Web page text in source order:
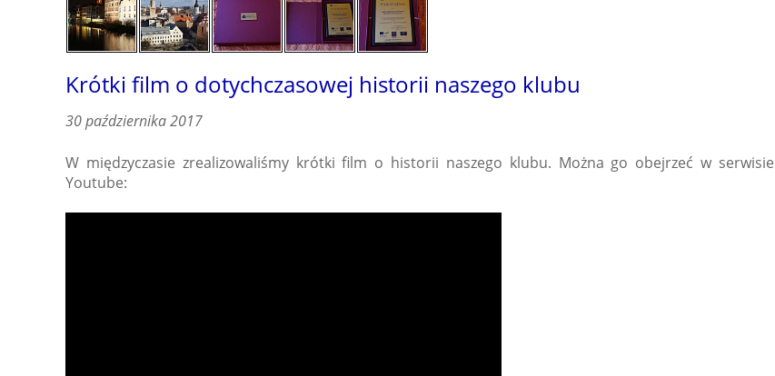
Krótki film o dotychczasowej historii naszego klubu
30 października 2017
W międzyczasie zrealizowaliśmy krótki film o historii naszego klubu. Można go obejrzeć w serwisie
Youtube: